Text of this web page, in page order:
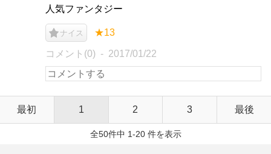
人気ファンタジー
ナイス ★13
コメント(0) 2017/01/22
最初 1 2 3 最後
全50件中 1-20 件を表示